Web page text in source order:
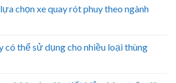
chọn xe quay rót phuy theo ngành
có thể sử dụng cho nhiều loại thùng